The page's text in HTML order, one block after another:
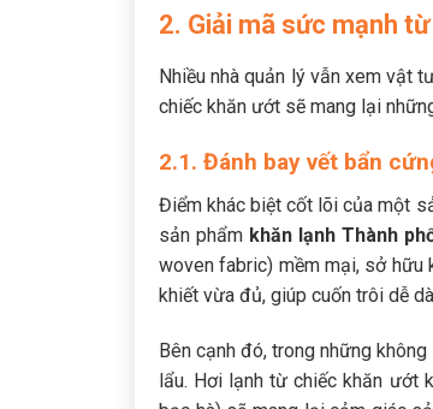
2. Giải mã sức mạnh
Nhiều nhà quản lý vẫn xem vật
chiếc khăn ướt sẽ mang lại
2.1. Đánh bay vết bẩn
Điểm khác biệt cốt lõi của một
sản phẩm khăn lạnh Thành
woven fabric) mềm mại, sở hữu
khiết vừa đủ, giúp cuốn trôi dễ
Bên cạnh đó, trong những
lẩu. Hơi lạnh từ chiếc khăn ướt